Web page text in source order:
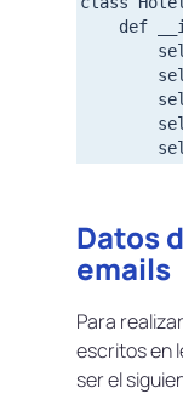
Datos
emails
Para
escritos en
ser el